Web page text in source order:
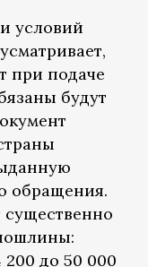
условий
при подаче
будут
обращения.
до 50 000